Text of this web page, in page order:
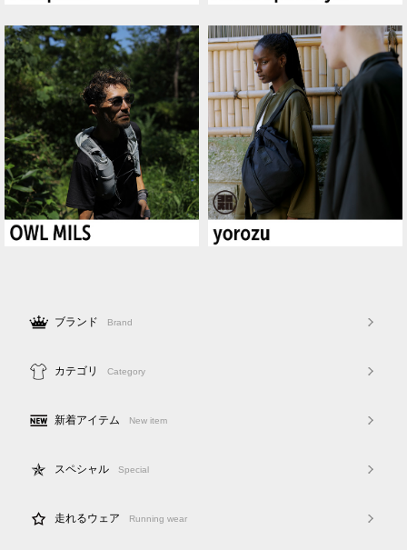
ブランド Brand
カテゴリ Category
新着アイテム New item
スペシャル Special
走れるウェア Running wear